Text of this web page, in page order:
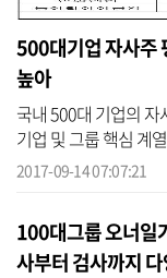
500대기업 자사주
높아
국내 500대 기업의
기업 및 그룹 핵심 계
평가사이트 CEO스코
2017-09-14 07:07:21
100대그룹 오너일
사부터 검사까지